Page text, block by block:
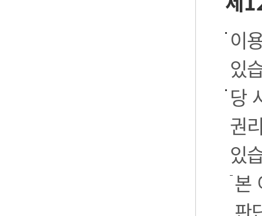
이
있
당
권
있
본